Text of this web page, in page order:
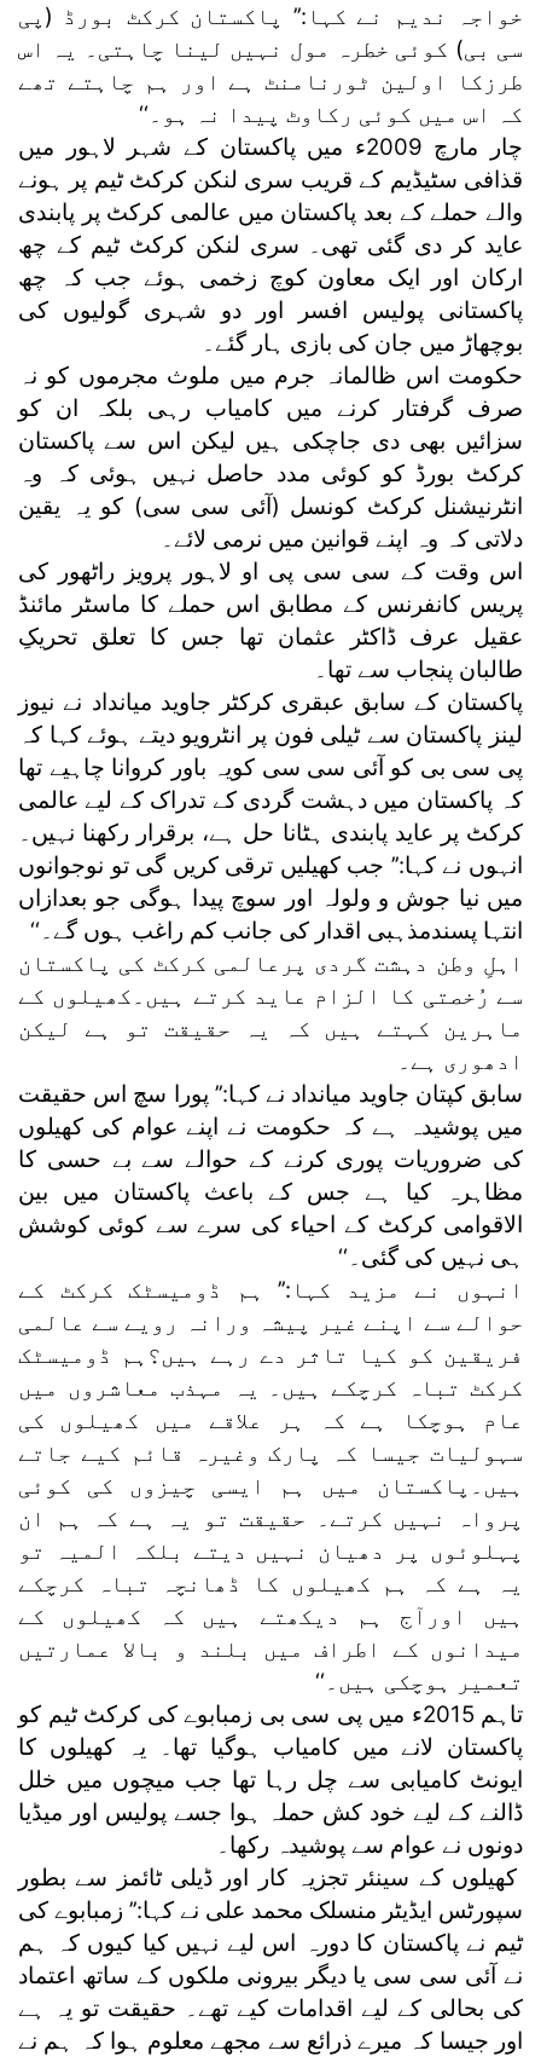
خواجہ ندیم نے کہا:’’ پاکستان کرکٹ بورڈ (پی
سی بی) کوئی خطرہ مول نہیں لینا چاہتی۔ یہ اس
طرزکا اولین ٹورنامنٹ ہے اور ہم چاہتے تھے
کہ اس میں کوئی رکاوٹ پیدا نہ ہو۔‘‘
چار مارچ 2009ء میں پاکستان کے شہر لاہور میں
قذافی سٹیڈیم کے قریب سری لنکن کرکٹ ٹیم پر ہونے
والے حملے کے بعد پاکستان میں عالمی کرکٹ پر پابندی
عاید کر دی گئی تھی۔ سری لنکن کرکٹ ٹیم کے چھ
ارکان اور ایک معاون کوچ زخمی ہوئے جب کہ چھ
پاکستانی پولیس افسر اور دو شہری گولیوں کی
بوچھاڑ میں جان کی بازی ہار گئے۔
حکومت اس ظالمانہ جرم میں ملوث مجرموں کو نہ
صرف گرفتار کرنے میں کامیاب رہی بلکہ ان کو
سزائیں بھی دی جاچکی ہیں لیکن اس سے پاکستان
کرکٹ بورڈ کو کوئی مدد حاصل نہیں ہوئی کہ وہ
انٹرنیشنل کرکٹ کونسل (آئی سی سی) کو یہ یقین
دلاتی کہ وہ اپنے قوانین میں نرمی لائے۔
اس وقت کے سی سی پی او لاہور پرویز راٹھور کی
پریس کانفرنس کے مطابق اس حملے کا ماسٹر مائنڈ
عقیل عرف ڈاکٹر عثمان تھا جس کا تعلق تحریکِ
طالبان پنجاب سے تھا۔
پاکستان کے سابق عبقری کرکٹر جاوید میانداد نے نیوز
لینز پاکستان سے ٹیلی فون پر انٹرویو دیتے ہوئے کہا کہ
پی سی بی کو آئی سی سی کویہ باور کروانا چاہیے تھا
کہ پاکستان میں دہشت گردی کے تدراک کے لیے عالمی
کرکٹ پر عاید پابندی ہٹانا حل ہے، برقرار رکھنا نہیں۔
انہوں نے کہا:’’ جب کھیلیں ترقی کریں گی تو نوجوانوں
میں نیا جوش و ولولہ اور سوچ پیدا ہوگی جو بعدازاں
انتہا پسندمذہبی اقدار کی جانب کم راغب ہوں گے۔‘‘
اہلِ وطن دہشت گردی پرعالمی کرکٹ کی پاکستان
سے رُخصتی کا الزام عاید کرتے ہیں۔کھیلوں کے
ماہرین کہتے ہیں کہ یہ حقیقت تو ہے لیکن
ادھوری ہے۔
سابق کپتان جاوید میانداد نے کہا:’’ پورا سچ اس حقیقت
میں پوشیدہ ہے کہ حکومت نے اپنے عوام کی کھیلوں
کی ضروریات پوری کرنے کے حوالے سے بے حسی کا
مظاہرہ کیا ہے جس کے باعث پاکستان میں بین
الاقوامی کرکٹ کے احیاء کی سرے سے کوئی کوشش
ہی نہیں کی گئی۔‘‘
انہوں نے مزید کہا:’’ ہم ڈومیسٹک کرکٹ کے
حوالے سے اپنے غیر پیشہ ورانہ رویے سے عالمی
فریقین کو کیا تاثر دے رہے ہیں؟ہم ڈومیسٹک
کرکٹ تباہ کرچکے ہیں۔ یہ مہذب معاشروں میں
عام ہوچکا ہے کہ ہر علاقے میں کھیلوں کی
سہولیات جیسا کہ پارک وغیرہ قائم کیے جاتے
ہیں۔پاکستان میں ہم ایسی چیزوں کی کوئی
پرواہ نہیں کرتے۔ حقیقت تو یہ ہے کہ ہم ان
پہلوئوں پر دھیان نہیں دیتے بلکہ المیہ تو
یہ ہے کہ ہم کھیلوں کا ڈھانچہ تباہ کرچکے
ہیں اورآج ہم دیکھتے ہیں کہ کھیلوں کے
میدانوں کے اطراف میں بلند و بالا عمارتیں
تعمیر ہوچکی ہیں۔‘‘
تاہم 2015ء میں پی سی بی زمبابوے کی کرکٹ ٹیم کو
پاکستان لانے میں کامیاب ہوگیا تھا۔ یہ کھیلوں کا
ایونٹ کامیابی سے چل رہا تھا جب میچوں میں خلل
ڈالنے کے لیے خود کش حملہ ہوا جسے پولیس اور میڈیا
دونوں نے عوام سے پوشیدہ رکھا۔
کھیلوں کے سینئر تجزیہ کار اور ڈیلی ٹائمز سے بطور
سپورٹس ایڈیٹر منسلک محمد علی نے کہا:’’ زمبابوے کی
ٹیم نے پاکستان کا دورہ اس لیے نہیں کیا کیوں کہ ہم
نے آئی سی سی یا دیگر بیرونی ملکوں کے ساتھ اعتماد
کی بحالی کے لیے اقدامات کیے تھے۔ حقیقت تو یہ ہے
اور جیسا کہ میرے ذرائع سے مجھے معلوم ہوا کہ ہم نے